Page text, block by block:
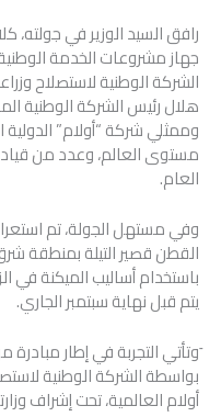
رافق السيد الوزير في جولته،
جهاز مشروعات الخدمة
الشركة الوطنية لاستصلاح
هلال رئيس الشركة الوطنية
وممثلي شركة “أولام” الدولية
مستوى العالم، وعدد من
العام.
وفي مستهل الجولة، تم
باستخدام أساليب الميكنة في
يتم قبل نهاية سبتمبر الجاري.
َوتأتي التجربة في إطار
بواسطة الشركة الوطنية
أولام العالمية، تحت إشراف